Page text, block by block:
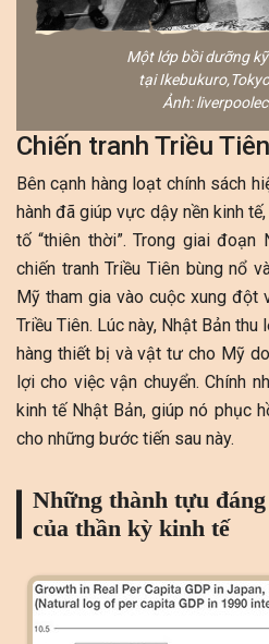
Một lớp bồi dưỡng
tại
Ảnh:
Chiến tranh Triều Tiên
Bên cạnh hàng loạt chính sách
hành đã giúp vực dậy nền kinh
tố “thiên thời”. Trong giai đoạn
chiến tranh Triều Tiên bùng nổ
Mỹ tham gia vào cuộc xung đột
Triều Tiên. Lúc này, Nhật Bản
hàng thiết bị và vật tư cho Mỹ
lợi cho việc vận chuyển. Chính
kinh tế Nhật Bản, giúp nó phục
cho những bước tiến sau này.
Những thành tựu
của thần kỳ kinh tế